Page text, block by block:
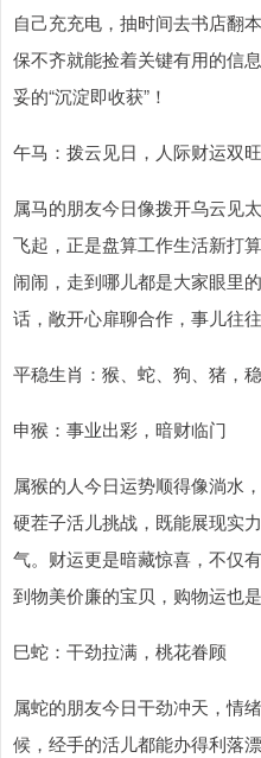
自己充充电，抽时间去书店翻
保不齐就能捡着关键有用的信
妥的“沉淀即收获”！
午马：拨云见日，人际财运双旺
属马的朋友今日像拨开乌云见
飞起，正是盘算工作生活新打
闹闹，走到哪儿都是大家眼里
话，敞开心扉聊合作，事儿往
平稳生肖：猴、蛇、狗、猪，
申猴：事业出彩，暗财临门
属猴的人今日运势顺得像淌水
硬茬子活儿挑战，既能展现实
气。财运更是暗藏惊喜，不仅
到物美价廉的宝贝，购物运也
巳蛇：干劲拉满，桃花眷顾
属蛇的朋友今日干劲冲天，情
候，经手的活儿都能办得利落